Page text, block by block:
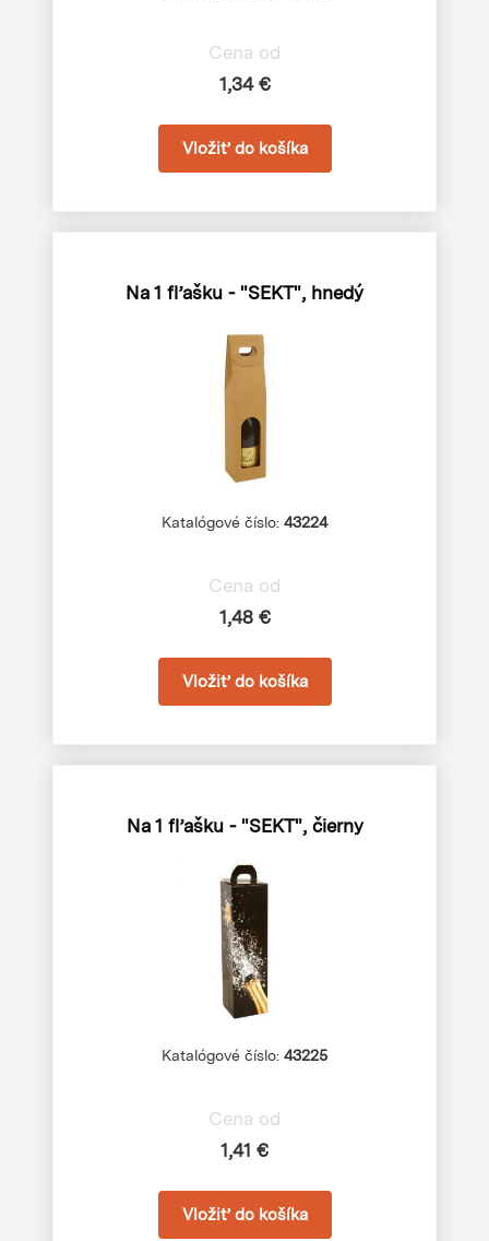
Cena od
1,34 €
Na 1 fľašku - "SEKT", hnedý
Katalógové číslo: 43224
Cena od
1,48 €
Na 1 fľašku - "SEKT", čierny
Katalógové číslo: 43225
Cena od
1,41 €